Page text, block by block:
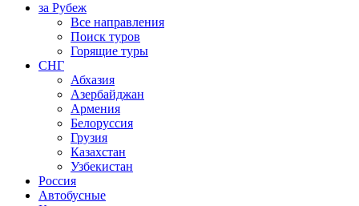
за Рубеж
Все направления
Поиск туров
Горящие туры
СНГ
Абхазия
Азербайджан
Армения
Белоруссия
Грузия
Казахстан
Узбекистан
Россия
Автобусные